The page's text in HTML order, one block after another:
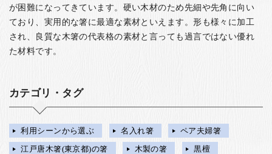
が困難になってきています。硬い木材のため先細や先角に向い
ており、実用的な箸に最適な素材といえます。形も様々に加工
され、良質な木箸の代表格の素材と言っても過言ではない優れ
た材料です。
カテゴリ・タグ
利用シーンから選ぶ 名入れ箸
ペア夫婦箸
江戸唐木箸(東京都)の箸
木製の箸
黒檀